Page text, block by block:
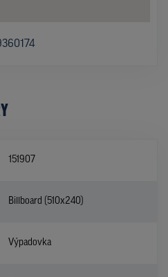
151907
Billboard (510x240)
Výpadovka